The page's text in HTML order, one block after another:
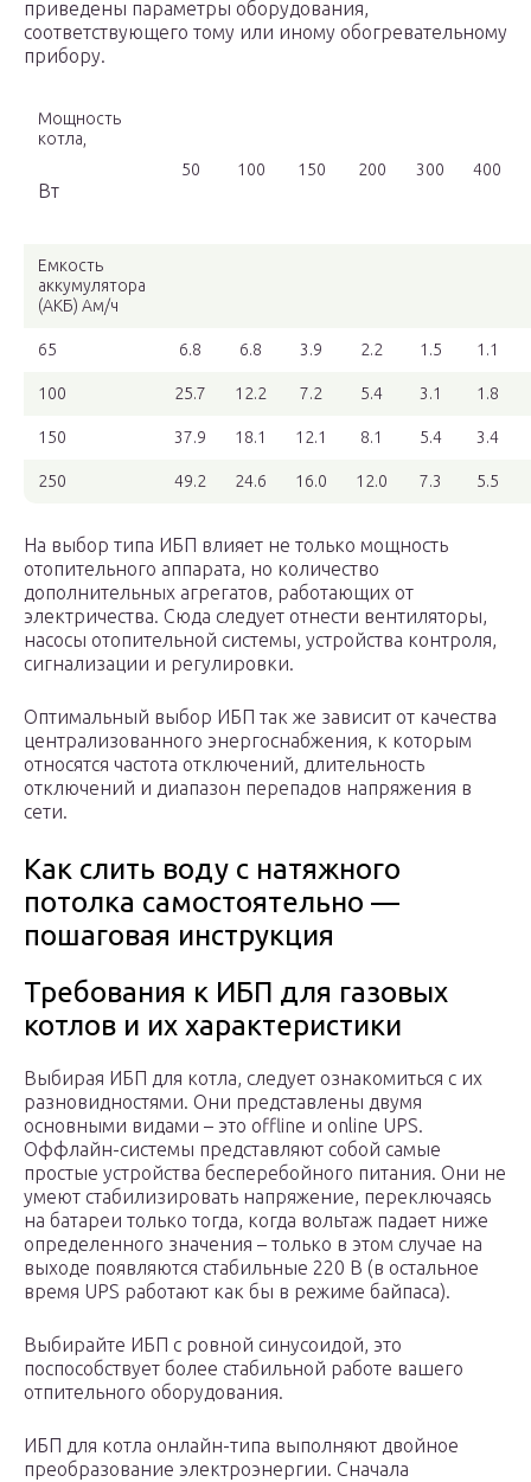
приведены параметры оборудования,
соответствующего тому или иному обогревательному
прибору.
Мощность
котла,
Вт
50 100 150 200 300 400
Емкость
аккумулятора
(АКБ) Ам/ч
65 6.8 6.8 3.9 2.2 1.5 1.1
100 25.7 12.2 7.2 5.4 3.1 1.8
150 37.9 18.1 12.1 8.1 5.4 3.4
250 49.2 24.6 16.0 12.0 7.3 5.5
На выбор типа ИБП влияет не только мощность
отопительного аппарата, но количество
дополнительных агрегатов, работающих от
электричества. Сюда следует отнести вентиляторы,
насосы отопительной системы, устройства контроля,
сигнализации и регулировки.
Оптимальный выбор ИБП так же зависит от качества
централизованного энергоснабжения, к которым
относятся частота отключений, длительность
отключений и диапазон перепадов напряжения в
сети.
Как слить воду с натяжного
потолка самостоятельно —
пошаговая инструкция
Требования к ИБП для газовых
котлов и их характеристики
Выбирая ИБП для котла, следует ознакомиться с их
разновидностями. Они представлены двумя
основными видами – это offline и online UPS.
Оффлайн-системы представляют собой самые
простые устройства бесперебойного питания. Они не
умеют стабилизировать напряжение, переключаясь
на батареи только тогда, когда вольтаж падает ниже
определенного значения – только в этом случае на
выходе появляются стабильные 220 В (в остальное
время UPS работают как бы в режиме байпаса).
Выбирайте ИБП с ровной синусоидой, это
поспособствует более стабильной работе вашего
отпительного оборудования.
ИБП для котла онлайн-типа выполняют двойное
преобразование электроэнергии. Сначала